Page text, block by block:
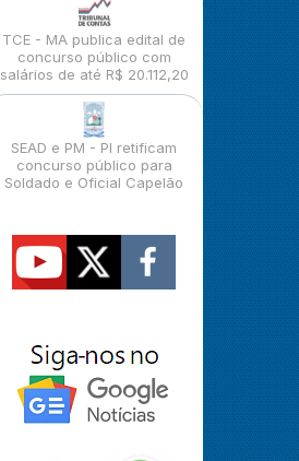
TCE - MA publica edital de
concurso público com
salários de até R$ 20.112,20
SEAD e PM - PI retificam
concurso público para
Soldado e Oficial Capelão